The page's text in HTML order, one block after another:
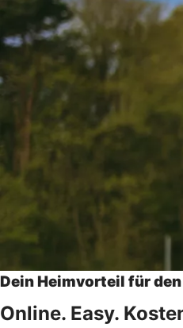
Dein Heimvorteil für
Online. Easy.